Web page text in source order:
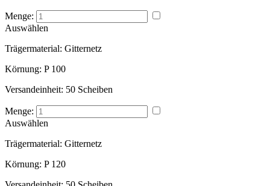
Menge:
Auswählen
Trägermaterial: Gitternetz
Körnung: P 100
Versandeinheit: 50 Scheiben
Menge:
Auswählen
Trägermaterial: Gitternetz
Körnung: P 120